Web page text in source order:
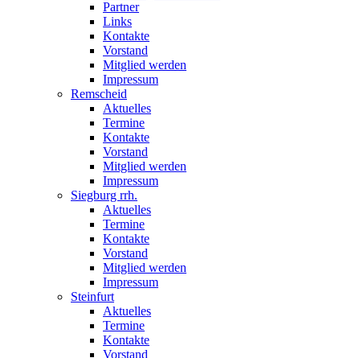
Partner
Links
Kontakte
Vorstand
Mitglied werden
Impressum
Remscheid
Aktuelles
Termine
Kontakte
Vorstand
Mitglied werden
Impressum
Siegburg rrh.
Aktuelles
Termine
Kontakte
Vorstand
Mitglied werden
Impressum
Steinfurt
Aktuelles
Termine
Kontakte
Vorstand